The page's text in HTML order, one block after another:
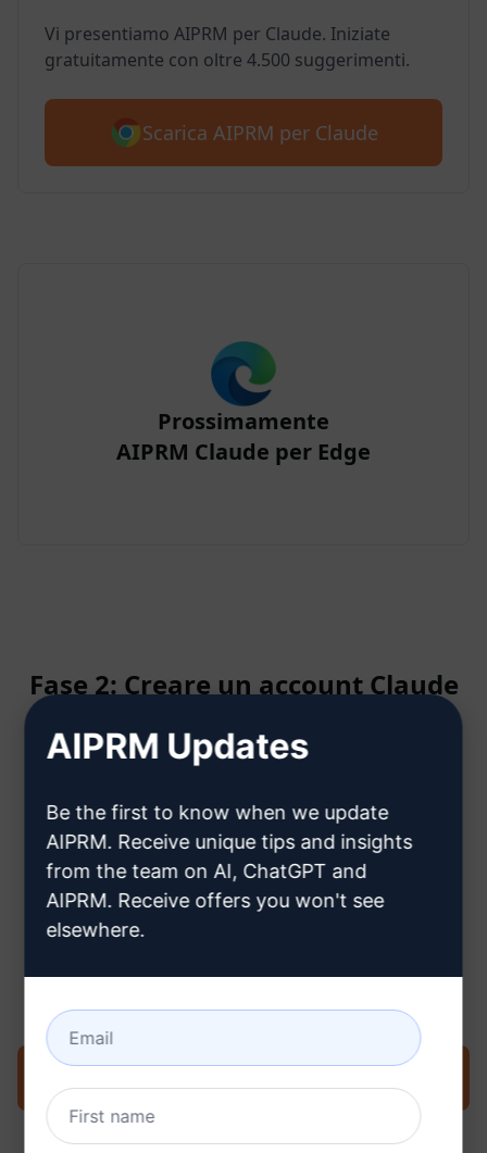
Vi presentiamo AIPRM per Claude. Iniziate
gratuitamente con oltre 4.500 suggerimenti.
Scarica AIPRM per Claude
Prossimamente
AIPRM Claude per Edge
Fase 2: Creare un account Claude
Fare clic qui per sapere come
creare un account Claude
Fase 3: Utilizzare il prompt in
Claude
AIPRM Updates
Be the first to know when we update
AIPRM. Receive unique tips and insights
from the team on AI, ChatGPT and
AIPRM. Receive offers you won't see
elsewhere.